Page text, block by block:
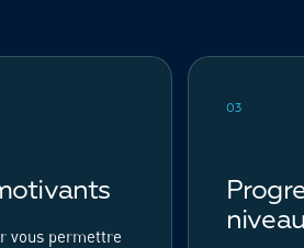
vous permettre
03
niveau